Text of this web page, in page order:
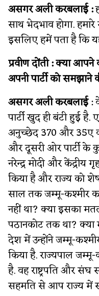
असगर अली करबलाई :
साथ भेदभाव होगा.
इसलिए हमें पता है कि
प्रवीण दोंती : क्या
अपनी पार्टी को
असगर अली करबलाई:
पार्टी खुद ही बंटी हुई है.
अनुच्छेद 370 और 35ए
और दूसरी ओर पार्टी के
नरेन्द्र मोदी और केंद्रीय
किया है और राज्य को
साल तक जम्मू-कश्मीर
नहीं था? क्या इसका
पठानकोट तक था?
देश में उन्होंने जम्मू-
किया है. राज्यपाल जम्मू-
है.वह राष्ट्रपति और संघ
सहमति सेआप राज्य में